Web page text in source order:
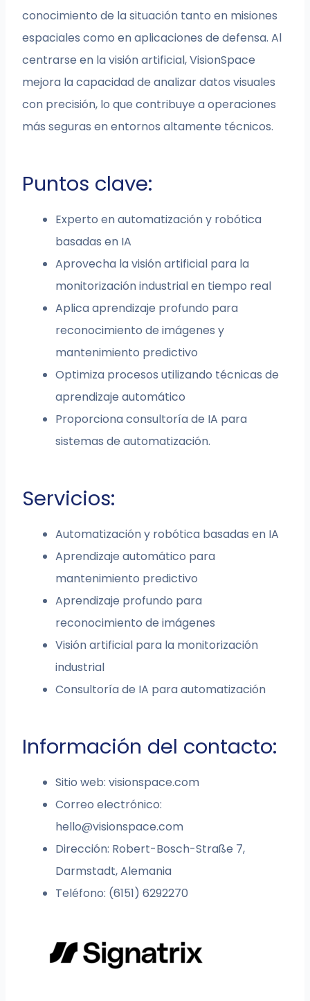
conocimiento de la situación tanto en misiones
espaciales como en aplicaciones de defensa. Al
centrarse en la visión artificial, VisionSpace
mejora la capacidad de analizar datos visuales
con precisión, lo que contribuye a operaciones
más seguras en entornos altamente técnicos.
Puntos clave:
Experto en automatización y robótica
basadas en IA
Aprovecha la visión artificial para la
monitorización industrial en tiempo real
Aplica aprendizaje profundo para
reconocimiento de imágenes y
mantenimiento predictivo
Optimiza procesos utilizando técnicas de
aprendizaje automático
Proporciona consultoría de IA para
sistemas de automatización.
Servicios:
Automatización y robótica basadas en IA
Aprendizaje automático para
mantenimiento predictivo
Aprendizaje profundo para
reconocimiento de imágenes
Visión artificial para la monitorización
industrial
Consultoría de IA para automatización
Información del contacto:
Sitio web: visionspace.com
Correo electrónico:
hello@visionspace.com
Dirección: Robert-Bosch-Straße 7,
Darmstadt, Alemania
Teléfono: (6151) 6292270